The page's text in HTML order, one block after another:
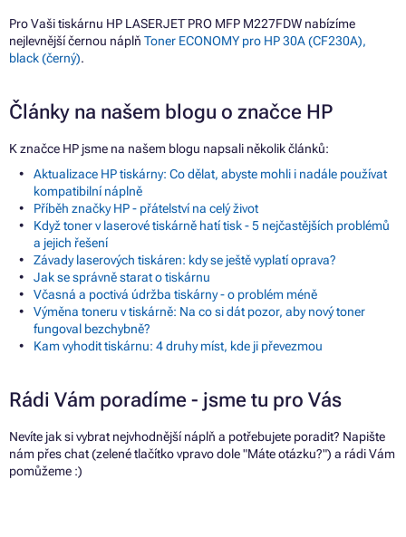
Pro Vaši tiskárnu HP LASERJET PRO MFP M227FDW nabízíme
nejlevnější černou náplň Toner ECONOMY pro HP 30A (CF230A),
black (černý).
Články na našem blogu o značce HP
K značce HP jsme na našem blogu napsali několik článků:
Aktualizace HP tiskárny: Co dělat, abyste mohli i nadále používat
kompatibilní náplně
Příběh značky HP - přátelství na celý život
Když toner v laserové tiskárně hatí tisk - 5 nejčastějších problémů
a jejich řešení
Závady laserových tiskáren: kdy se ještě vyplatí oprava?
Jak se správně starat o tiskárnu
Včasná a poctivá údržba tiskárny - o problém méně
Výměna toneru v tiskárně: Na co si dát pozor, aby nový toner
fungoval bezchybně?
Kam vyhodit tiskárnu: 4 druhy míst, kde ji převezmou
Rádi Vám poradíme - jsme tu pro Vás
Nevíte jak si vybrat nejvhodnější náplň a potřebujete poradit? Napište
nám přes chat (zelené tlačítko vpravo dole "Máte otázku?") a rádi Vám
pomůžeme :)